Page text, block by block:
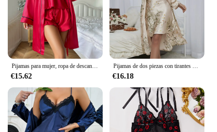
€15.62 €16.18